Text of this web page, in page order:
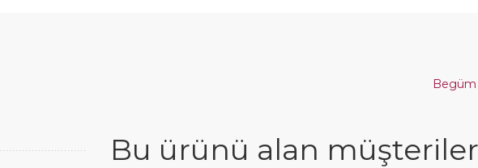
Bu ürünü alan müşteriler